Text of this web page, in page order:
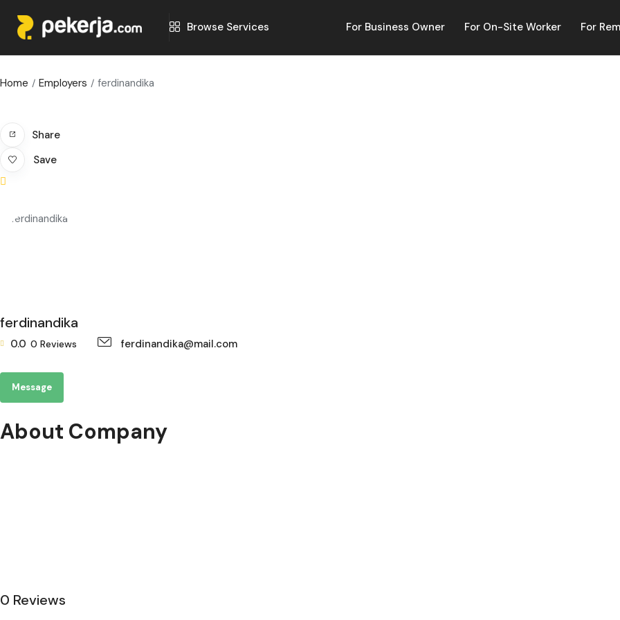
Browse Services For Business Owner For On-Site Worker For
Home Employers ferdinandika
Share
Save
ferdinandika
0.0 0 Reviews ferdinandika@mail.com
Message
About Company
0 Reviews